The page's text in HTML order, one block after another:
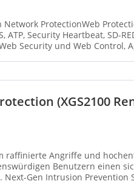
Security und Web Control,
(XGS2100
raffinierte Angriffe und
Benutzern einen
Gen Intrusion Prevention